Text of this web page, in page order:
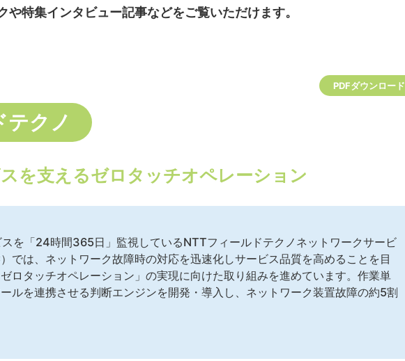
や特集インタビュー記事などをご覧いただけます。
PDFダウンロード
クノ
を支えるゼロタッチオペレーション
を「24時間365日」監視しているNTTフィールドテクノネットワークサービ
では、ネットワーク故障時の対応を迅速化しサービス品質を高めることを目
ロタッチオペレーション」の実現に向けた取り組みを進めています。作業単
ルを連携させる判断エンジンを開発・導入し、ネットワーク装置故障の約5割